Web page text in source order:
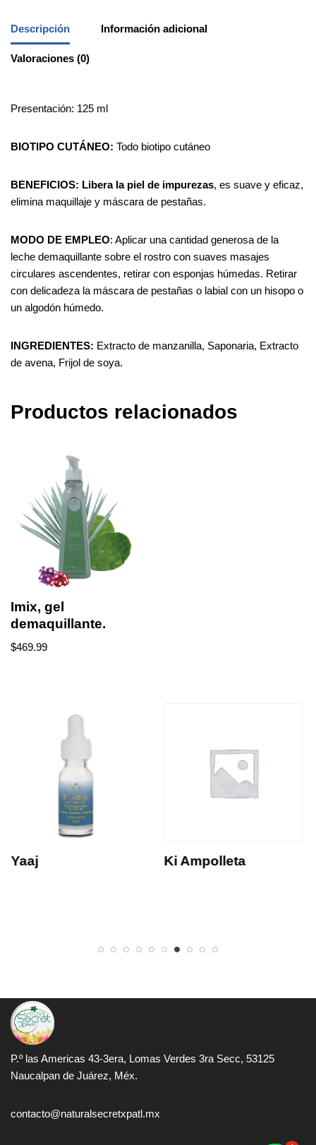
Descripción Información adicional
Valoraciones (0)
Presentación: 125 ml
BIOTIPO CUTÁNEO: Todo biotipo cutáneo
BENEFICIOS: Libera la piel de impurezas, es suave y eficaz,
elimina maquillaje y máscara de pestañas.
MODO DE EMPLEO: Aplicar una cantidad generosa de la
leche demaquillante sobre el rostro con suaves masajes
circulares ascendentes, retirar con esponjas húmedas. Retirar
con delicadeza la máscara de pestañas o labial con un hisopo o
un algodón húmedo.
INGREDIENTES: Extracto de manzanilla, Saponaria, Extracto
de avena, Frijol de soya.
Productos relacionados
Imix, gel
demaquillante.
$469.99
Yaaj Ki Ampolleta
P.º las Americas 43-3era, Lomas Verdes 3ra Secc, 53125
Naucalpan de Juárez, Méx.
contacto@naturalsecretxpatl.mx